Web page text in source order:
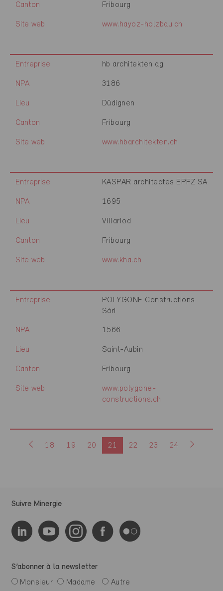
Canton Fribourg
Site web www.hayoz-holzbau.ch
Entreprise hb architekten ag
NPA 3186
Lieu Düdignen
Canton Fribourg
Site web www.hbarchitekten.ch
Entreprise KASPAR architectes EPFZ SA
NPA 1695
Lieu Villarlod
Canton Fribourg
Site web www.kha.ch
Entreprise
POLYGONE Constructions
Sàrl
NPA 1566
Lieu Saint-Aubin
Canton Fribourg
Site web
www.polygone-
constructions.ch
18 19 20 21 22 23 24
Suivre Minergie
S’abonner à la newsletter
Monsieur
Madame Autre